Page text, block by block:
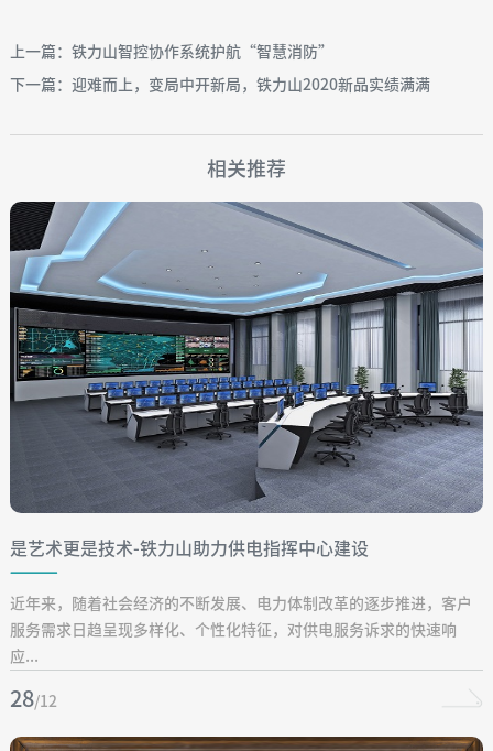
上一篇：铁力山智控协作系统护航“智慧消防”
下一篇：迎难而上，变局中开新局，铁力山2020新品实绩满满
相关推荐
是艺术更是技术-铁力山助力供电指挥中心建设
近年来，随着社会经济的不断发展、电力体制改革的逐步推进，客户
服务需求日趋呈现多样化、个性化特征，对供电服务诉求的快速响
应...
28/12